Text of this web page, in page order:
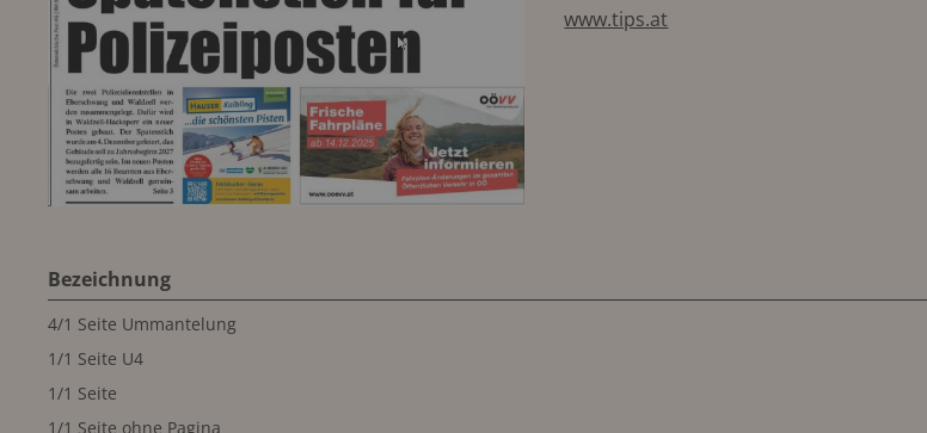
www.tips.at
Bezeichnung
4/1 Seite Ummantelung
1/1 Seite U4
1/1 Seite
1/1 Seite ohne Pagina